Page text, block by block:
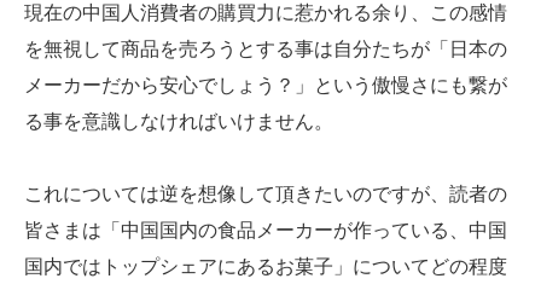
現在の中国人消費者の購買力に惹かれる余り、この感情
を無視して商品を売ろうとする事は自分たちが「日本の
メーカーだから安心でしょう？」という傲慢さにも繋が
る事を意識しなければいけません。
これについては逆を想像して頂きたいのですが、読者の
皆さまは「中国国内の食品メーカーが作っている、中国
国内ではトップシェアにあるお菓子」についてどの程度